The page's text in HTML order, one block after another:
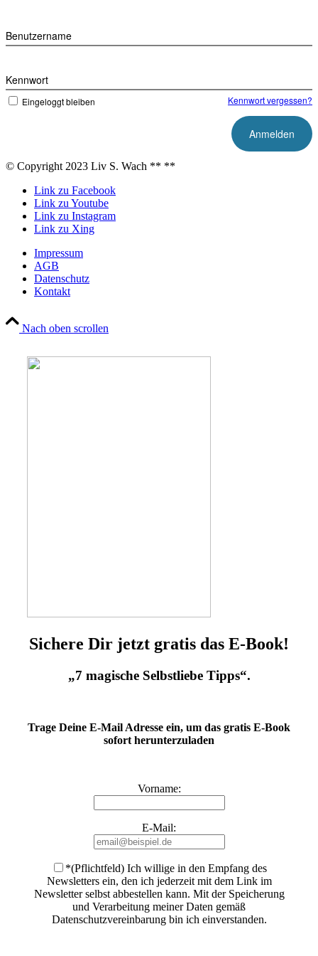
Benutzername
Kennwort
Eingeloggt bleiben Kennwort vergessen?
© Copyright 2023 Liv S. Wach ** **
Link zu Facebook
Link zu Youtube
Link zu Instagram
Link zu Xing
Impressum
AGB
Datenschutz
Kontakt
Nach oben scrollen
Sichere Dir jetzt gratis das E-Book!
„7 magische Selbstliebe Tipps“.
Trage Deine E-Mail Adresse ein, um das gratis E-Book
sofort herunterzuladen
Vorname:
E-Mail:
*(Pflichtfeld) Ich willige in den Empfang des
Newsletters ein, den ich jederzeit mit dem Link im
Newsletter selbst abbestellen kann. Mit der Speicherung
und Verarbeitung meiner Daten gemäß
Datenschutzvereinbarung bin ich einverstanden.